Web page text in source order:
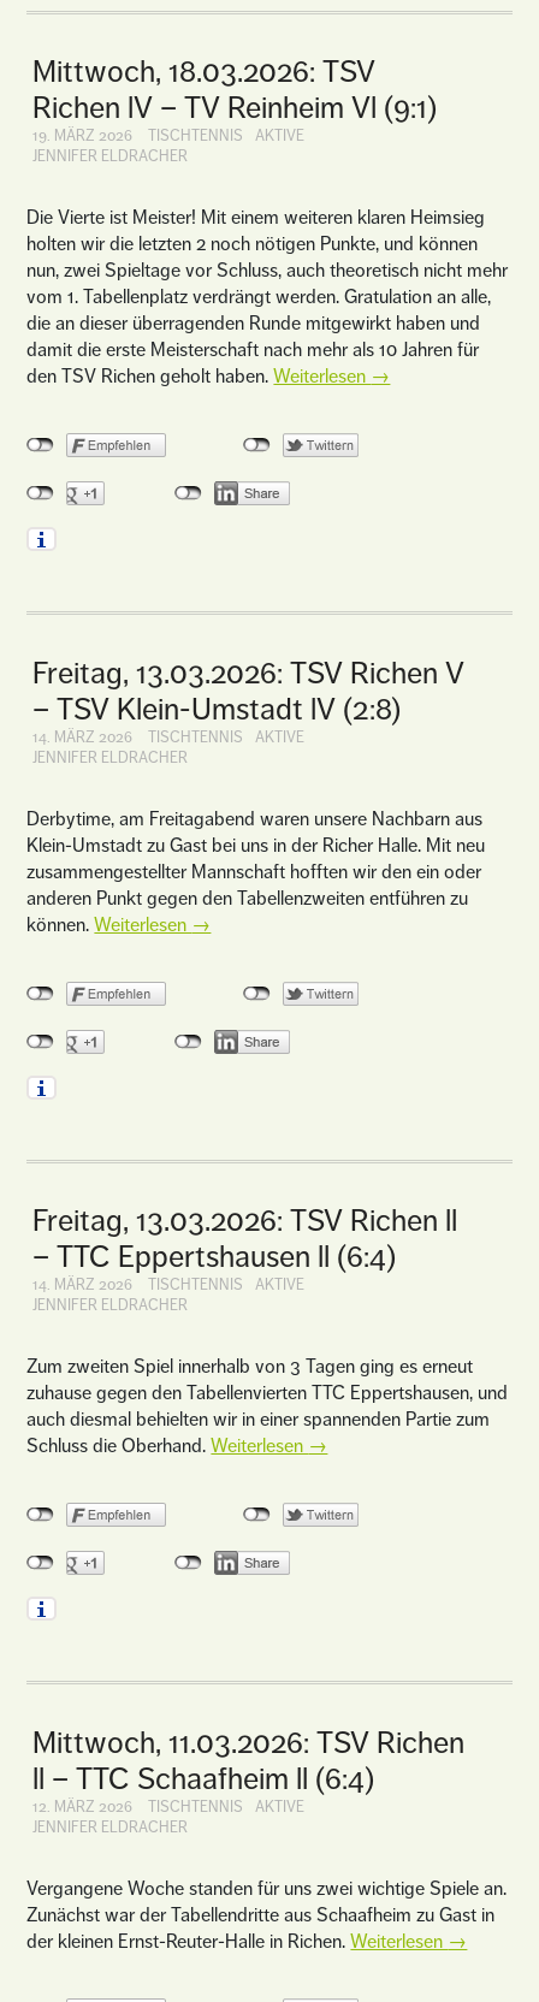
Mittwoch, 18.03.2026: TSV
Richen lV – TV Reinheim Vl (9:1)
19. MÄRZ 2026 TISCHTENNIS
AKTIVE
JENNIFER ELDRACHER
Die Vierte ist Meister! Mit einem weiteren klaren Heimsieg
holten wir die letzten 2 noch nötigen Punkte, und können
nun, zwei Spieltage vor Schluss, auch theoretisch nicht mehr
vom 1. Tabellenplatz verdrängt werden. Gratulation an alle,
die an dieser überragenden Runde mitgewirkt haben und
damit die erste Meisterschaft nach mehr als 10 Jahren für
den TSV Richen geholt haben.Weiterlesen →
Freitag, 13.03.2026: TSV Richen V
– TSV Klein-Umstadt lV (2:8)
14. MÄRZ 2026 TISCHTENNIS
AKTIVE
JENNIFER ELDRACHER
Derbytime, am Freitagabend waren unsere Nachbarn aus
Klein-Umstadt zu Gast bei uns in der Richer Halle. Mit neu
zusammengestellter Mannschaft hofften wir den ein oder
anderen Punkt gegen den Tabellenzweiten entführen zu
können.Weiterlesen →
Freitag, 13.03.2026: TSV Richen ll
– TTC Eppertshausen ll (6:4)
14. MÄRZ 2026 TISCHTENNIS
AKTIVE
JENNIFER ELDRACHER
Zum zweiten Spiel innerhalb von 3 Tagen ging es erneut
zuhause gegen den Tabellenvierten TTC Eppertshausen, und
auch diesmal behielten wir in einer spannenden Partie zum
Schluss die Oberhand.Weiterlesen →
Mittwoch, 11.03.2026: TSV Richen
ll – TTC Schaafheim ll (6:4)
12. MÄRZ 2026 TISCHTENNIS
AKTIVE
JENNIFER ELDRACHER
Vergangene Woche standen für uns zwei wichtige Spiele an.
Zunächst war der Tabellendritte aus Schaafheim zu Gast in
der kleinen Ernst-Reuter-Halle in Richen.Weiterlesen →